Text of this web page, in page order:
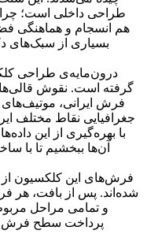
طراحی داخلی است؛
هم انسجام و هماهنگی
بسیاری از سبک‌های
درون‌مایه‌ی طراحی
گرفته است. نقوش
فرش ایرانی،
جغرافیایی نقاط مختلف
با بهره‌گیری از این
آن‌ها ببخشیم تا با
فرش‌های این کلکسیون از
شده‌اند. پس از بافت،
و تمامی مراحل
پرداخت سطح فرش با